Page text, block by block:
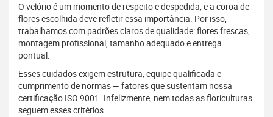
O velório é um momento de respeito e despedida, e a coroa de
flores escolhida deve refletir essa importância. Por isso,
trabalhamos com padrões claros de qualidade: flores frescas,
montagem profissional, tamanho adequado e entrega
pontual.
Esses cuidados exigem estrutura, equipe qualificada e
cumprimento de normas — fatores que sustentam nossa
certificação ISO 9001. Infelizmente, nem todas as floriculturas
seguem esses critérios.